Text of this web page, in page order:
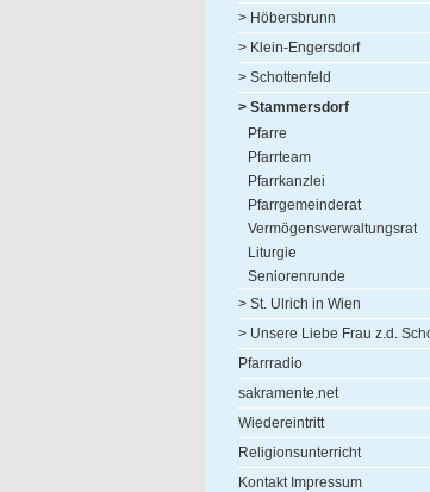
> Höbersbrunn
> Klein-Engersdorf
> Schottenfeld
> Stammersdorf
Pfarre
Pfarrteam
Pfarrkanzlei
Pfarrgemeinderat
Vermögensverwaltungsrat
Liturgie
Seniorenrunde
> St. Ulrich in Wien
> Unsere Liebe Frau z.d.
Pfarrradio
sakramente.net
Wiedereintritt
Religionsunterricht
Kontakt Impressum